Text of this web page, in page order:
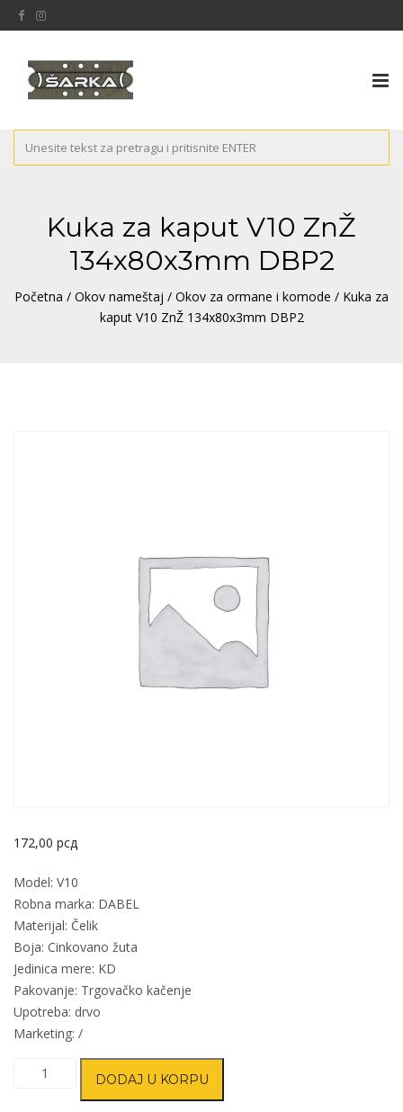
Kuka za kaput V10 ZnŽ
134x80x3mm DBP2
Početna / Okov nameštaj / Okov za ormane i komode / Kuka za
kaput V10 ZnŽ 134x80x3mm DBP2
172,00 рсд
Model: V10
Robna marka: DABEL
Materijal: Čelik
Boja: Cinkovano žuta
Jedinica mere: KD
Pakovanje: Trgovačko kačenje
Upotreba: drvo
Marketing: /
DODAJ U KORPU